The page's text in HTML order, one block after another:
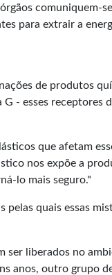
comuniquem-
para extrair a
de produtos
- esses receptores
que afetam
nos expõe a
lo mais seguro."
pelas quais essas
liberados no
anos, outro grupo